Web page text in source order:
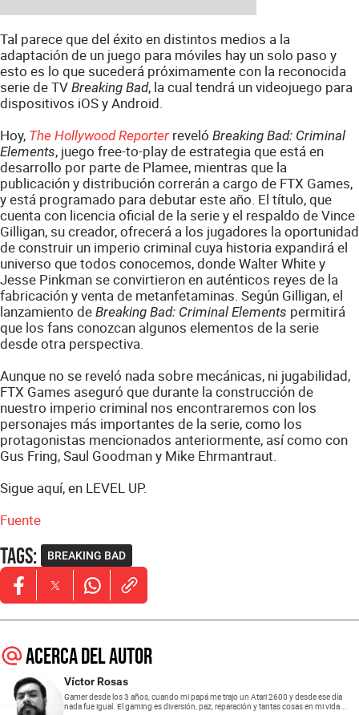
Tal parece que del éxito en distintos medios a la
adaptación de un juego para móviles hay un solo paso y
esto es lo que sucederá próximamente con la reconocida
serie de TV Breaking Bad, la cual tendrá un videojuego para
dispositivos iOS y Android.
Hoy, The Hollywood Reporter reveló Breaking Bad: Criminal
Elements, juego free-to-play de estrategia que está en
desarrollo por parte de Plamee, mientras que la
publicación y distribución correrán a cargo de FTX Games,
y está programado para debutar este año. El título, que
cuenta con licencia oficial de la serie y el respaldo de Vince
Gilligan, su creador, ofrecerá a los jugadores la oportunidad
de construir un imperio criminal cuya historia expandirá el
universo que todos conocemos, donde Walter White y
Jesse Pinkman se convirtieron en auténticos reyes de la
fabricación y venta de metanfetaminas. Según Gilligan, el
lanzamiento de Breaking Bad: Criminal Elements permitirá
que los fans conozcan algunos elementos de la serie
desde otra perspectiva.
Aunque no se reveló nada sobre mecánicas, ni jugabilidad,
FTX Games aseguró que durante la construcción de
nuestro imperio criminal nos encontraremos con los
personajes más importantes de la serie, como los
protagonistas mencionados anteriormente, así como con
Gus Fring, Saul Goodman y Mike Ehrmantraut.
Sigue aquí, en LEVEL UP.
Fuente
Tags: BREAKING BAD
Opens in new window
Opens in new window
Opens in new window
Acerca del autor
Víctor Rosas
Gamer desde los 3 años, cuando mi papá me trajo un Atari 2600 y desde ese día
nada fue igual. El gaming es diversión, paz, reparación y tantas cosas en mi vida...